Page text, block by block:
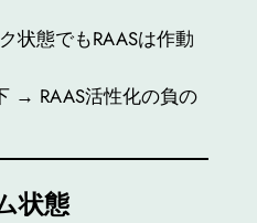
状態でもRAASは作動
→ RAAS活性化の負の
状態